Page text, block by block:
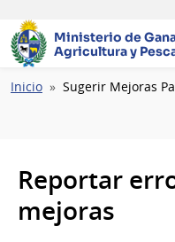
Ministerio de
Agricultura y
Ruta
Inicio Sugerir Mejoras
Reportar
mejoras